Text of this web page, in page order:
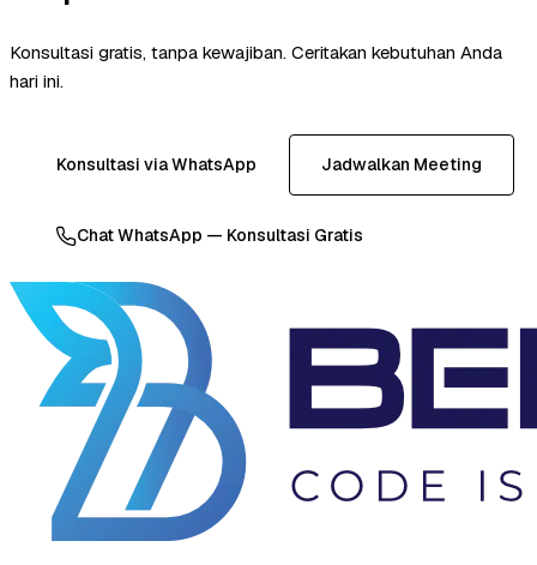
Konsultasi gratis, tanpa kewajiban. Ceritakan kebutuhan Anda
hari ini.
Konsultasi via WhatsApp Jadwalkan Meeting
Chat WhatsApp — Konsultasi Gratis